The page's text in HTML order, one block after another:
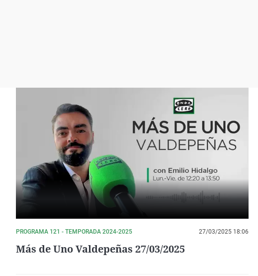
PROGRAMA 121 - TEMPORADA 2024-2025 27/03/2025 18:06
Más de Uno Valdepeñas 27/03/2025